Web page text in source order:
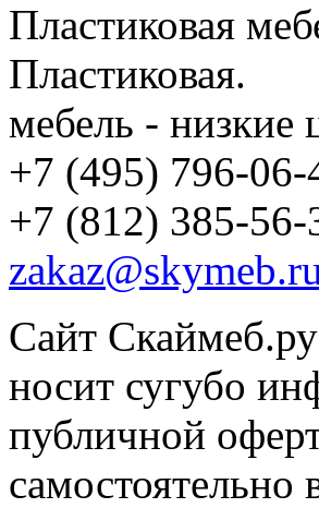
Пластиковая
Пластиковая.
мебель - низкие
+7 (495) 796-06-
+7 (812) 385-56-
Сайт
носит сугубо
публичной